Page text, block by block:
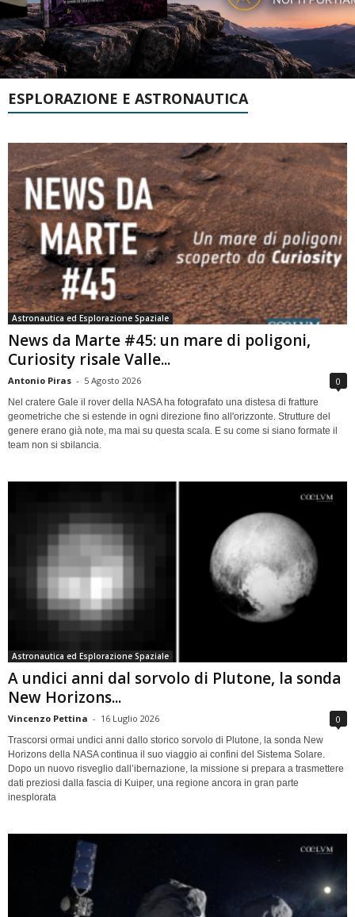
ESPLORAZIONE E ASTRONAUTICA
Astronautica ed Esplorazione Spaziale
News da Marte #45: un mare di poligoni,
Curiosity risale Valle...
Antonio Piras - 5 Agosto 2026 0
Nel cratere Gale il rover della NASA ha fotografato una distesa di fratture
geometriche che si estende in ogni direzione fino all'orizzonte. Strutture del
genere erano già note, ma mai su questa scala. E su come si siano formate il
team non si sbilancia.
Astronautica ed Esplorazione Spaziale
A undici anni dal sorvolo di Plutone, la sonda
New Horizons...
Vincenzo Pettina - 16 Luglio 2026 0
Trascorsi ormai undici anni dallo storico sorvolo di Plutone, la sonda New
Horizons della NASA continua il suo viaggio ai confini del Sistema Solare.
Dopo un nuovo risveglio dall’ibernazione, la missione si prepara a trasmettere
dati preziosi dalla fascia di Kuiper, una regione ancora in gran parte
inesplorata